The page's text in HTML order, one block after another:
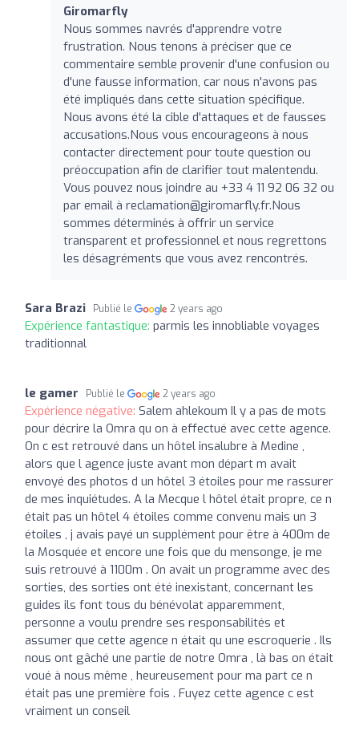
Giromarfly
Nous sommes navrés d'apprendre votre
frustration. Nous tenons à préciser que ce
commentaire semble provenir d'une confusion ou
d'une fausse information, car nous n'avons pas
été impliqués dans cette situation spécifique.
Nous avons été la cible d'attaques et de fausses
accusations.Nous vous encourageons à nous
contacter directement pour toute question ou
préoccupation afin de clarifier tout malentendu.
Vous pouvez nous joindre au +33 4 11 92 06 32 ou
par email à reclamation@giromarfly.fr.Nous
sommes déterminés à offrir un service
transparent et professionnel et nous regrettons
les désagréments que vous avez rencontrés.
Sara Brazi Publié le 2 years ago
Expérience fantastique: parmis les innobliable voyages
traditionnal
le gamer Publié le 2 years ago
Expérience négative: Salem ahlekoum Il y a pas de mots
pour décrire la Omra qu on à effectué avec cette agence.
On c est retrouvé dans un hôtel insalubre à Medine ,
alors que l agence juste avant mon départ m avait
envoyé des photos d un hôtel 3 étoiles pour me rassurer
de mes inquiétudes. A la Mecque l hôtel était propre, ce n
était pas un hôtel 4 étoiles comme convenu mais un 3
étoiles , j avais payé un supplément pour être à 400m de
la Mosquée et encore une fois que du mensonge, je me
suis retrouvé à 1100m . On avait un programme avec des
sorties, des sorties ont été inexistant, concernant les
guides ils font tous du bénévolat apparemment,
personne a voulu prendre ses responsabilités et
assumer que cette agence n était qu une escroquerie . Ils
nous ont gâché une partie de notre Omra , là bas on était
voué à nous même , heureusement pour ma part ce n
était pas une première fois . Fuyez cette agence c est
vraiment un conseil